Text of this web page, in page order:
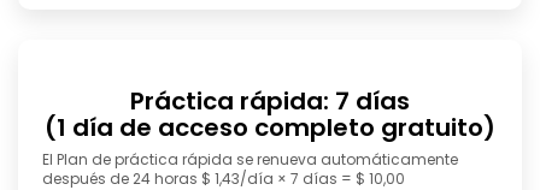
Práctica rápida: 7 días
(1 día de acceso completo gratuito)
El Plan de práctica rápida se renueva automáticamente
después de 24 horas $ 1,43/día × 7 días = $ 10,00